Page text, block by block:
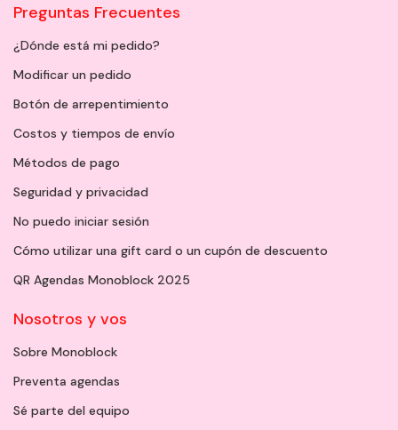
Preguntas Frecuentes
¿Dónde está mi pedido?
Modificar un pedido
Botón de arrepentimiento
Costos y tiempos de envío
Métodos de pago
Seguridad y privacidad
No puedo iniciar sesión
Cómo utilizar una gift card o un cupón de descuento
QR Agendas Monoblock 2025
Nosotros y vos
Sobre Monoblock
Preventa agendas
Sé parte del equipo